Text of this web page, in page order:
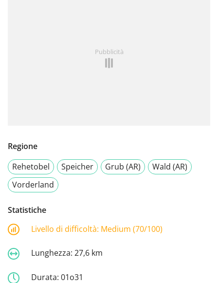
Pubblicità
Regione
Rehetobel
Speicher Grub (AR)
Wald (AR)
Vorderland
Statistiche
Livello di difficoltà: Medium (70/100)
Lunghezza: 27,6 km
Durata: 01o31